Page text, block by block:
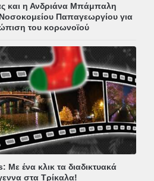
και η Ανδριάνα Μπάμπαλη
Παπαγεωργίου για
του κορωνοϊού
Με ένα κλικ τα διαδικτυακά
στα Τρίκαλα!